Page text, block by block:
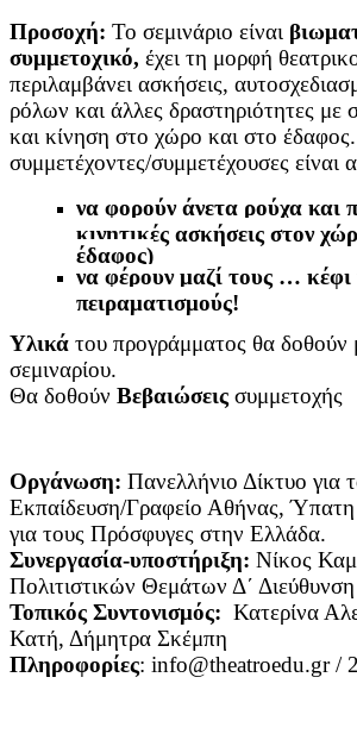
Προσοχή: Το σεμινάριο είναι
συμμετοχικό, έχει τη μορφή
περιλαμβάνει ασκήσεις,
ρόλων και άλλες δραστηριότητες με
και κίνηση στο χώρο και στο
συμμετέχοντες/συμμετέχουσες είναι
να φορούν άνετα ρούχα και
κινητικές ασκήσεις στον
έδαφος)
να φέρουν μαζί τους … κέφι
πειραματισμούς!
Υλικά του προγράμματος θα δοθούν
σεμιναρίου.
Θα δοθούν Βεβαιώσεις συμμετοχής
Οργάνωση: Πανελλήνιο Δίκτυο για
Εκπαίδευση/Γραφείο Αθήνας,
για τους Πρόσφυγες στην Ελλάδα.
Συνεργασία-υποστήριξη: Νίκος
Πολιτιστικών Θεμάτων Δ΄
Τοπικός Συντονισμός: Κατερίνα
Κατή, Δήμητρα Σκέμπη
Πληροφορίες: info@theatroedu.gr /